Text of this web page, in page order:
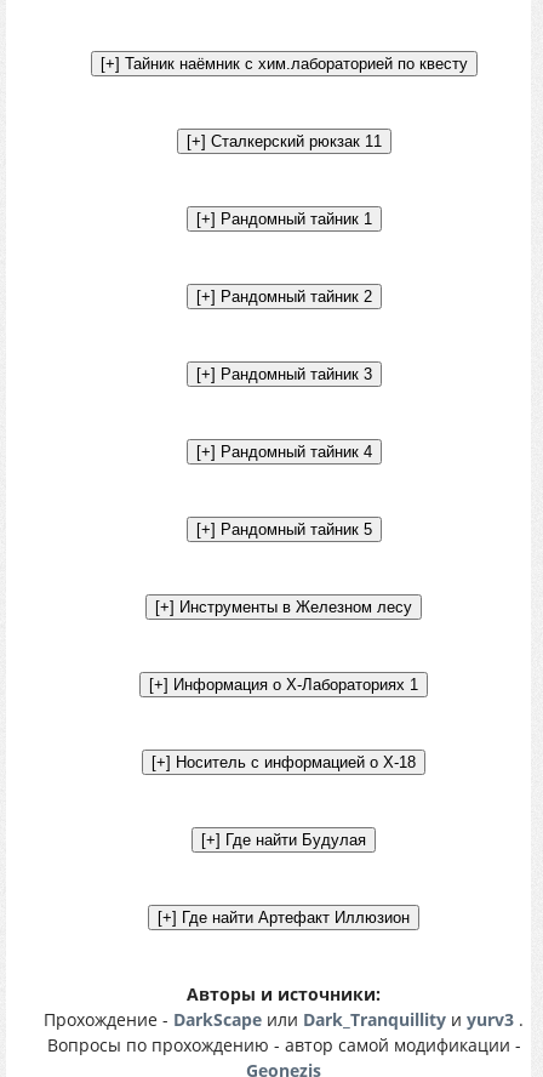
Авторы и источники:
Прохождение - DarkScape или Dark_Tranquillity и yurv3 .
Вопросы по прохождению - автор самой модификации -
Geonezis